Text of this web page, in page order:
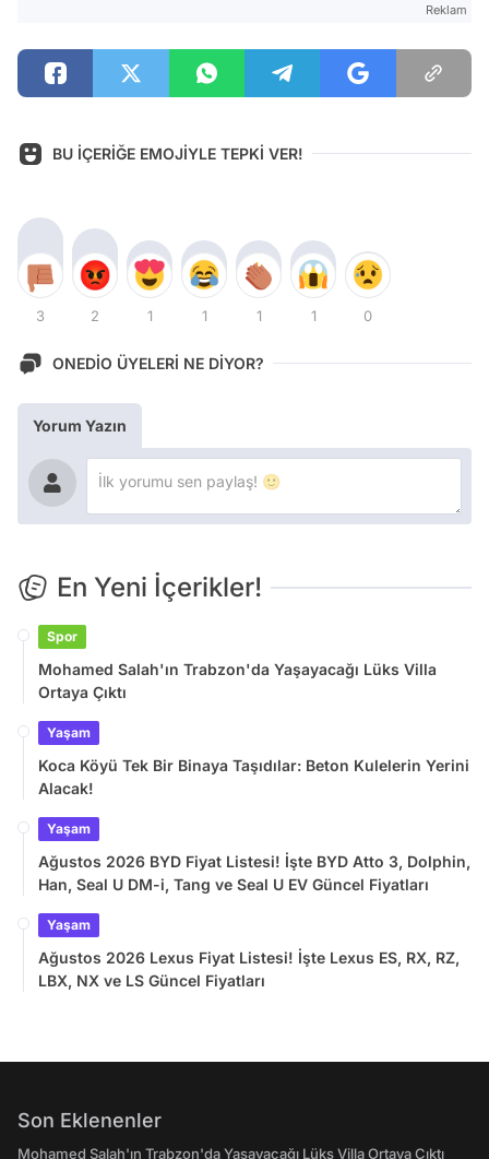
Reklam
BU İÇERİĞE EMOJİYLE TEPKİ VER!
3 2 1 1 1 1 0
ONEDİO ÜYELERİ NE DİYOR?
Yorum Yazın
En Yeni İçerikler!
Spor
Mohamed Salah'ın Trabzon'da Yaşayacağı Lüks Villa
Ortaya Çıktı
Yaşam
Koca Köyü Tek Bir Binaya Taşıdılar: Beton Kulelerin Yerini
Alacak!
Yaşam
Ağustos 2026 BYD Fiyat Listesi! İşte BYD Atto 3, Dolphin,
Han, Seal U DM-i, Tang ve Seal U EV Güncel Fiyatları
Yaşam
Ağustos 2026 Lexus Fiyat Listesi! İşte Lexus ES, RX, RZ,
LBX, NX ve LS Güncel Fiyatları
Son Eklenenler
Mohamed Salah'ın Trabzon'da Yaşayacağı Lüks Villa Ortaya Çıktı